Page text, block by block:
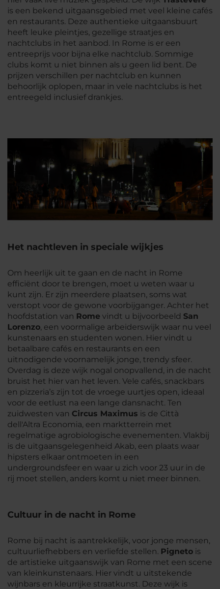
is een bekend uitgaansgebied met veel kleine cafés
en restaurants. Deze authentieke uitgaansbuurt
heeft leuke pleintjes, gezellige straatjes en
nachtclubs in het aanbod. In Rome is er een
entreeprijs voor bijna elke nachtclub. Sommige
clubs komt u niet binnen als u geen lid bent. De
prijzen verschillen per nachtclub en kunnen
behoorlijk oplopen, maar in vele nachtclubs is het
entreegeld inclusief drankjes.
Het nachtleven in speciale wijkjes
Om heerlijk uit te gaan en de nacht in Rome
efficiënt door te brengen, moet u weten waar u
kunt zijn. Er zijn meerdere plaatsen, soms wat
verstopt voor de gewone voorbijganger. Achter het
hoofdstation van Rome vindt u bijvoorbeeld San
Lorenzo, een voormalige arbeiderswijk waar nu veel
kunstenaars en studenten wonen. Hier vindt u
betaalbare cafés en restaurants en een
uitnodigende voornamelijk jonge, trendy sfeer.
Overdag is deze wijk nogal onopvallend, in de nacht
bruist het hier van het leven. Vele cafés, snackbars
en pizzeria’s zijn tot de vroege uurtjes open, ideaal
voor de eetlust na een lange dansnacht. Ten
zuidwesten van Circus Maximus is de Città
dell'Altra Economia, een marktterrein met
regelmatige agrobiologische evenementen. Vlakbij
is de uitgaansgelegenheid Akab, een plaats waar
hipsters elkaar ontmoeten in een
undergroundsfeer en waar u zich voor 23 uur in de
rij moet stellen, anders komt u niet meer binnen.
Cultuur in de nacht in Rome
Rome bij nacht is aantrekkelijk, voor jonge mensen,
cultuurliefhebbers en verliefde stellen. Pigneto is
de artistieke uitgaanswijk van Rome met een scene
van kleinkunstenaars. Hier vindt u uitstekende
wijnbars en kleurrijke straatkunst. Deze wijk is